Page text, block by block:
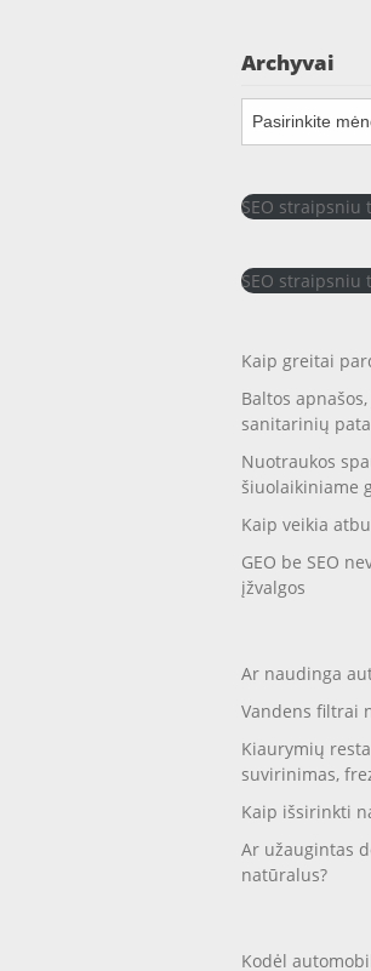
Archyvai
Archyvai
SEO straipsniu
SEO straipsniu
Kaip greitai
Baltos
sanitarinių
Nuotraukos
šiuolaikiniame
Kaip veikia
GEO be SEO
įžvalgos
Ar naudinga
Vandens filtrai
Kiaurymių
suvirinimas,
Kaip išsirinkti
Ar užaugintas
natūralus?
Kodėl